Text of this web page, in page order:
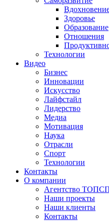
Здоровье
Образование
Отношения
Технологии
Видеo
Бизнес
Инновации
Искусство
Лайфстайл
Лидерство
Медиа
Мотивация
Наука
Отрасли
Спорт
Технологии
Контакты
О компании
Агентство
Наши проекты
Наши клиенты
Контакты